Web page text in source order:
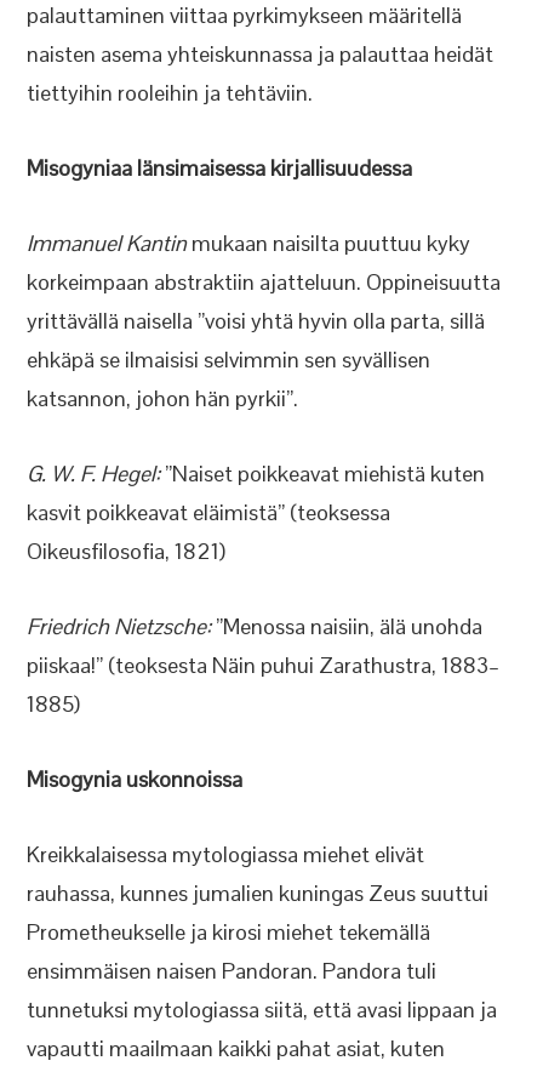
palauttaminen viittaa pyrkimykseen määritellä
naisten asema yhteiskunnassa ja palauttaa heidät
tiettyihin rooleihin ja tehtäviin.
Misogyniaa länsimaisessa kirjallisuudessa
Immanuel Kantinmukaan naisilta puuttuu kyky
korkeimpaan abstraktiin ajatteluun. Oppineisuutta
yrittävällä naisella ”voisi yhtä hyvin olla parta, sillä
ehkäpä se ilmaisisi selvimmin sen syvällisen
katsannon, johon hän pyrkii”.
G. W. F. Hegel:”Naiset poikkeavat miehistä kuten
kasvit poikkeavat eläimistä” (teoksessa
Oikeusfilosofia, 1821)
Friedrich Nietzsche:”Menossa naisiin, älä unohda
piiskaa!” (teoksesta Näin puhui Zarathustra, 1883–
1885)
Misogynia uskonnoissa
Kreikkalaisessa mytologiassa miehet elivät
rauhassa, kunnes jumalien kuningas Zeus suuttui
Prometheukselle ja kirosi miehet tekemällä
ensimmäisen naisen Pandoran. Pandora tuli
tunnetuksi mytologiassa siitä, että avasi lippaan ja
vapautti maailmaan kaikki pahat asiat, kuten